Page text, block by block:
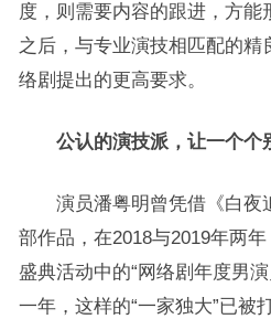
度，则需要内容的跟进，方能
之后，与专业演技相匹配的精
络剧提出的更高要求。
公认的演技派，让一个个
演员潘粤明曾凭借《白夜
部作品，在2018与2019年两
盛典活动中的“网络剧年度男
一年，这样的“一家独大”已